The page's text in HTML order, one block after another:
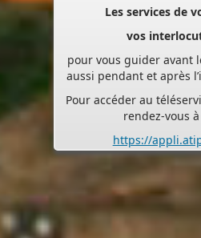
pour vous guider avant
aussi pendant et après
Pour accéder au
rendez-vous
https://
- - - - - - -
Vous trouverez les
et MAM par commune